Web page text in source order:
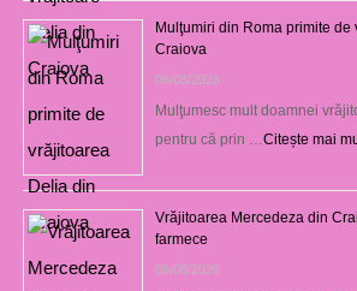
Mulţumiri din Roma primite
Craiova
06/08/2026
Mulţumesc mult doamnei
pentru că prin … Citește mai
Vrăjitoarea Mercedeza din
farmece
06/08/2026